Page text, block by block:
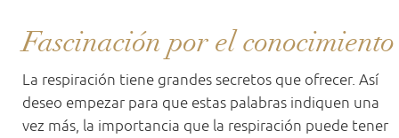
Fascinación por el conocimiento
La respiración tiene grandes secretos que ofrecer. Así
deseo empezar para que estas palabras indiquen una
vez más, la importancia que la respiración puede tener